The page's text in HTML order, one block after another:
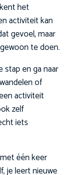
het
activiteit kan
gevoel, maar
te doen.
stap en ga naar
of
activiteit
zelf
iets
één keer
je leert nieuwe